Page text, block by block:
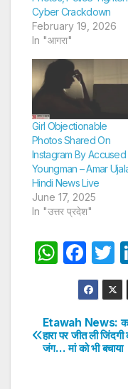
Cyber Crackdown
February 19, 2026
In "आगरा"
Girl Objectionable
Photos Shared On
Instagram By Accused
Youngman – Amar
Hindi News Live
June 17, 2025
In "उत्तर प्रदेश"
W
s
A
F
a
c
e
b
Post
Etawah News:
हारा पर जीत ली जिंदगी
जंग… मां को भी बचाया